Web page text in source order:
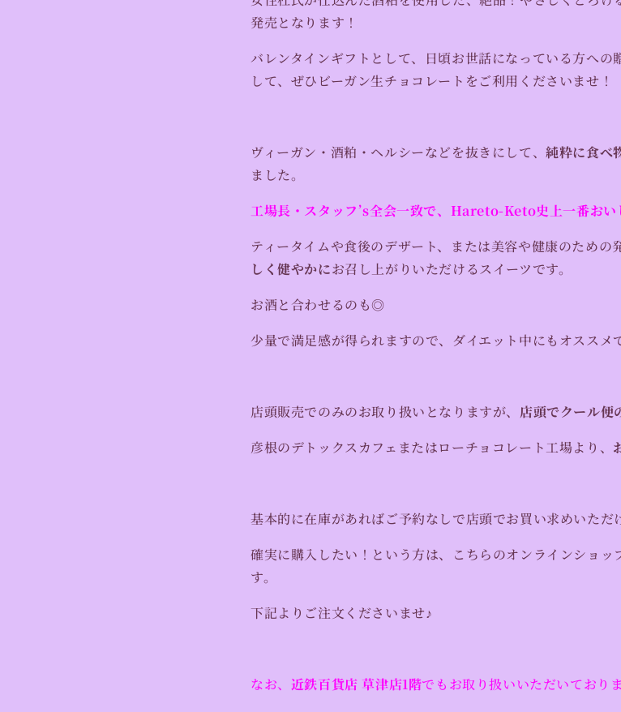
発売となります！
バレンタインギフトとして、日頃お世話になっている方への
して、ぜひビーガン生チョコレートをご利用くださいませ！
ヴィーガン・酒粕・ヘルシーなどを抜きにして、純粋に食べ
ました。
工場長・スタッフ’s全会一致で、Hareto-Keto史上一番おい
ティータイムや食後のデザート、または美容や健康のための
しく健やかにお召し上がりいただけるスイーツです。
お酒と合わせるのも◎
少量で満足感が得られますので、ダイエット中にもオススメ
店頭販売でのみのお取り扱いとなりますが、 店頭でクール便
彦根のデトックスカフェまたはローチョコレート工場より、
基本的に在庫があればご予約なしで店頭でお買い求めいただ
確実に購入したい！という方は、こちらのオンラインショッ
す。
下記よりご注文くださいませ♪
なお、 近鉄百貨店 草津店1階でもお取り扱いいただいており